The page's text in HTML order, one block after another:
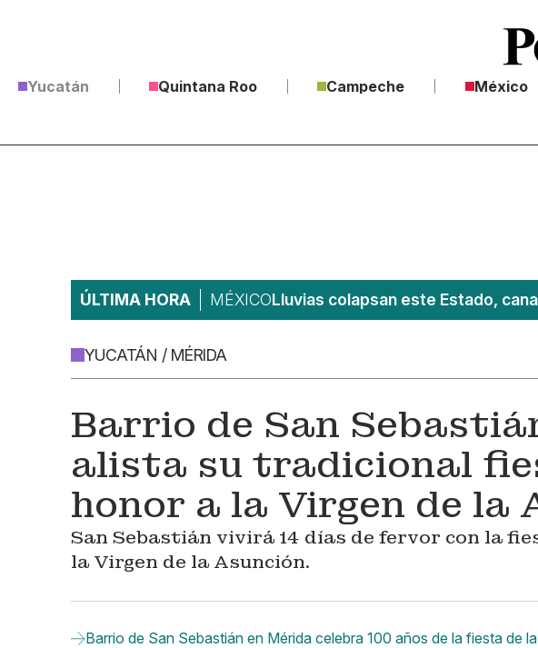
Yucatán Quintana Roo Campeche México
ÚLTIMA HORA MÉXICOLluvias colapsan este Estado,
YUCATÁN / MÉRIDA
Barrio de San
alista su tradicional
honor a la Virgen de la
San Sebastián vivirá 14 días de fervor con la
la Virgen de la Asunción.
Barrio de San Sebastián en Mérida celebra 100 años de la fiesta de